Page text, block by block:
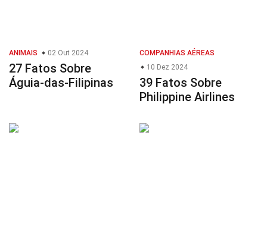
ANIMAIS 02 Out 2024
27 Fatos Sobre
Águia-das-Filipinas
COMPANHIAS AÉREAS
10 Dez 2024
39 Fatos Sobre
Philippine Airlines